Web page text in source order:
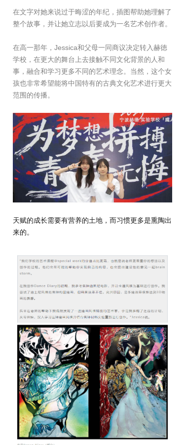
在文字对她来说过于晦涩的年纪，插图帮助她理解了
整个故事，并让她立志以后要成为一名艺术创作者。
在高一那年，Jessica和父母一同商议决定转入赫徳
学校，在更大的舞台上去接触不同文化背景的人和
事，融合和学习更多不同的艺术理念。当然，这个女
孩也非常希望能将中国特有的古典文化艺术进行更大
范围的传播。
天赋的成长需要有营养的土地，而习惯更多是熏陶出
来的。